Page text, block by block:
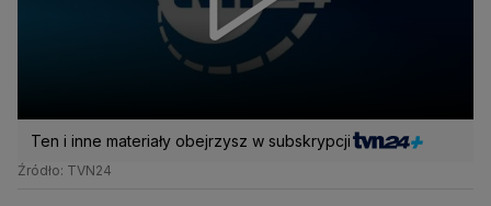
Ten i inne materiały obejrzysz w subskrypcji
Źródło: TVN24